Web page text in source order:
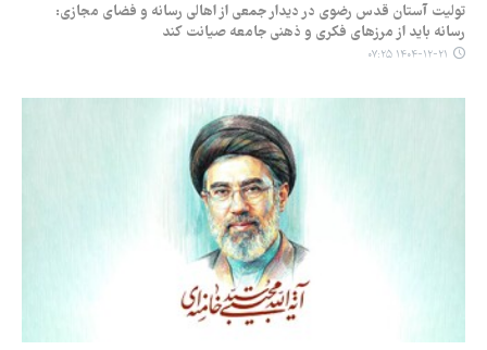
تولیت آستان قدس رضوی در دیدار جمعی از اهالی رسانه و فضای مجازی:
رسانه باید از مرزهای فکری و ذهنی جامعه صیانت کند
۱۴۰۴-۱۲-۲۱ ۰۷:۲۵